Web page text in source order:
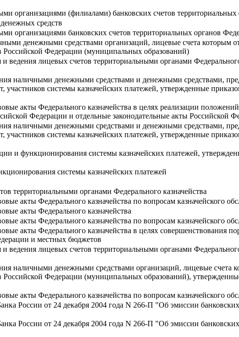
организациями (филиалами) банковских счетов территориальных
средств
организациями банковских счетов территориальных органов
денежными средствами организаций, лицевые счета которым
Российской Федерации (муниципальных образований)
ведения лицевых счетов территориальными органами
наличными денежными средствами и денежными средствами,
системы казначейских платежей, утвержденные
акты Федерального казначейства в целях реализации положений
Федерации и отдельные законодательные акты Российской
наличными денежными средствами и денежными средствами,
системы казначейских платежей, утвержденные
и функционирования системы казначейских платежей,
системы казначейских платежей
территориальными органами Федерального казначейства
акты Федерального казначейства по вопросам казначейского
акты Федерального казначейства
акты Федерального казначейства по вопросам казначейского
акты Федерального казначейства в целях совершенствования
и местных бюджетов
ведения лицевых счетов территориальными органами
наличными денежными средствами организаций, лицевые счета
Российской Федерации (муниципальных образований),
акты Федерального казначейства по вопросам казначейского
России от 24 декабря 2004 года N 266-П "Об эмиссии
России от 24 декабря 2004 года N 266-П "Об эмиссии